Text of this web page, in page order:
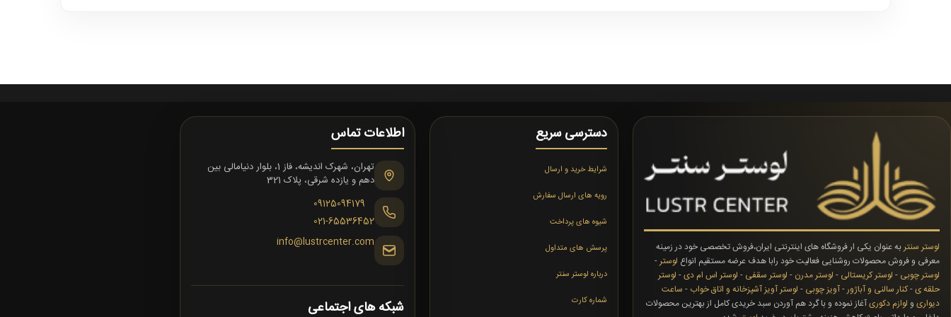
لوستر سنتربه عنوان یکی ار فروشگاه های اینترنتی ایران،فروش تخصصی خود در زمینه
معرفی و فروش محصولات روشنایی فعالیت خود رابا هدف عرضه مستقیم انواع لوستر-
لوستر چوبی - لوستر کریستالی - لوستر مدرن - لوستر سقفی - لوستر اس ام دی- لوستر
حلقه ی-کنار سالنی و آباژور-آویز چوبی - لوستر آویز آشپزخانه و اتاق خواب - ساعت
دیواری و لوازم دکوریآغاز نموده و با گرد هم آوردن سبد خریدی کامل از بهترین محصولات
دسترسی سریع
شرایط خرید و ارسال
رویه های ارسال سفارش
شیوه های پرداخت
پرسش های متداول
درباره لوستر سنتر
شماره کارت
اطلاعات تماس
تهران، شهرک اندیشه، فاز 1، بلوار دنیامالی بین
دهم و یازده شرقی، پلاک 321
09125094179
021-65536452
info@lustrcenter.com
شبکه های اجتماعی